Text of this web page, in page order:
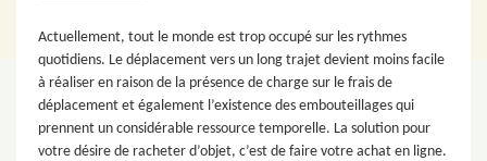
Actuellement, tout le monde est trop occupé sur les rythmes
quotidiens. Le déplacement vers un long trajet devient moins facile
à réaliser en raison de la présence de charge sur le frais de
déplacement et également l’existence des embouteillages qui
prennent un considérable ressource temporelle. La solution pour
votre désire de racheter d’objet, c’est de faire votre achat en ligne.